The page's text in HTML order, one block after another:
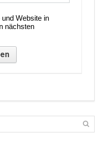
Website in
nächsten